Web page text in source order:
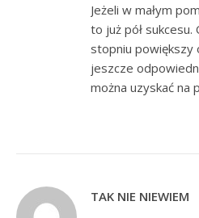
Jeżeli w małym
to już pół
stopniu powiększy
jeszcze
można uzyskać na
TAK NIE NIEWIEM